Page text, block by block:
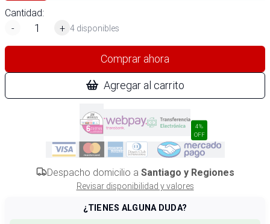
Cantidad:
-
+ 4 disponibles
Comprar ahora
Agregar al carrito
4%
OFF
Despacho domicilio a Santiago y Regiones
Revisar disponibilidad y valores
¿TIENES ALGUNA DUDA?